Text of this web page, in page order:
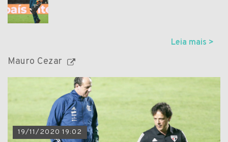
Leia mais >
Mauro Cezar
19/11/2020 19:02